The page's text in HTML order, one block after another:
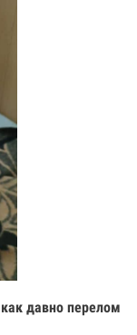
давно перелом